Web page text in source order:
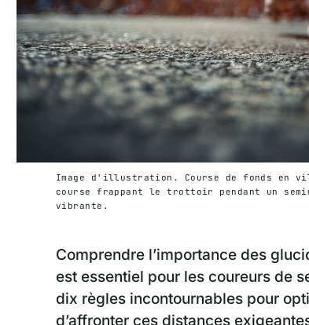
Image d'illustration. Course de fonds en
course frappant le trottoir pendant un
vibrante.
Comprendre l’importance des
est essentiel pour les coureurs de
dix règles incontournables pour
d’affronter ces distances